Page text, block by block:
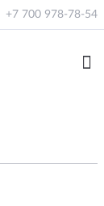
+7 700 978-78-54